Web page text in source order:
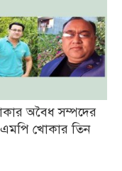
অবৈধ সম্পদের
খোকার তিন